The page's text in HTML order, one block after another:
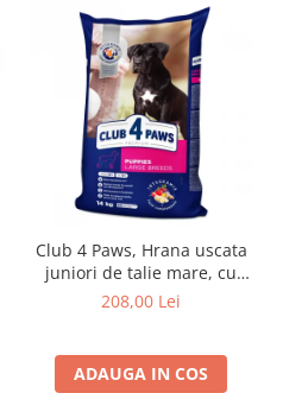
Club 4 Paws, Hrana uscata
juniori de talie mare, cu
pui, 14kg
208,00 Lei
ADAUGA IN COS